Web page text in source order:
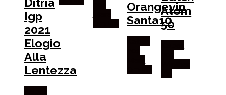
Igp
2021
Elogio
Alla
Lentezza
Orangevin
Santa10
Atom
50